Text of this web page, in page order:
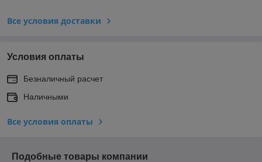
Все условия доставки
Условия оплаты
Безналичный расчет
Наличными
Все условия оплаты
Подобные товары компании